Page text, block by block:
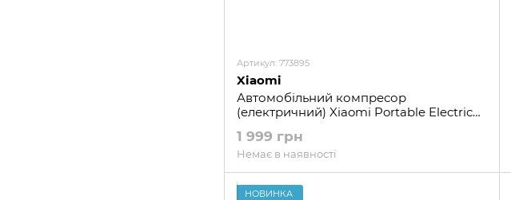
Артикул: 773895
Xiaomi
Автомобільний компресор
(електричний) Xiaomi Portable Electric
1 999 грн
Немає в наявності
НОВИНКА